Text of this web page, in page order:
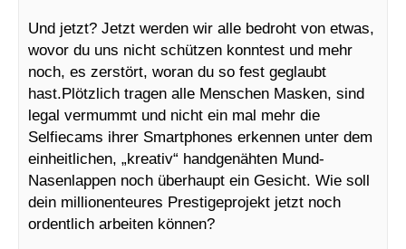
Und jetzt? Jetzt werden wir alle bedroht von etwas,
wovor du uns nicht schützen konntest und mehr
noch, es zerstört, woran du so fest geglaubt
hast.Plötzlich tragen alle Menschen Masken, sind
legal vermummt und nicht ein mal mehr die
Selfiecams ihrer Smartphones erkennen unter dem
einheitlichen, „kreativ“ handgenähten Mund-
Nasenlappen noch überhaupt ein Gesicht. Wie soll
dein millionenteures Prestigeprojekt jetzt noch
ordentlich arbeiten können?